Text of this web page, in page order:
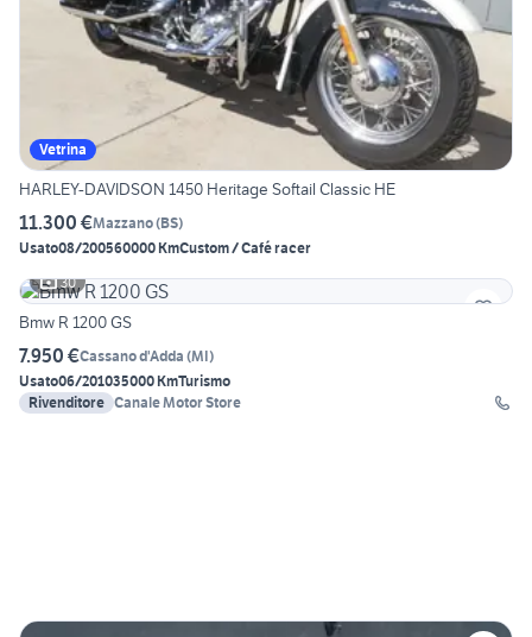
Vetrina
HARLEY-DAVIDSON 1450 Heritage Softail Classic HE
11.300 €Mazzano(BS)
Usato08/200560000 KmCustom / Café racer
30
Bmw R 1200 GS
7.950 €Cassano d'Adda (MI)
Usato06/201035000 KmTurismo
Rivenditore Canale Motor Store